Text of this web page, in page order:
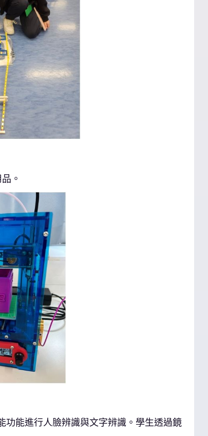
。
功能進行人臉辨識與文字辨識。學生透過鏡